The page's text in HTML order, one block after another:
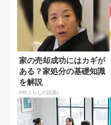
家の売却成功にはカギが
ある？家処分の基礎知識
を解説
PR(くらしの話題)